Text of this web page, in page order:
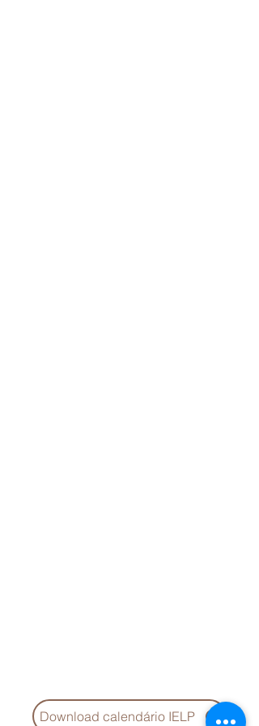
Download calendário IELP